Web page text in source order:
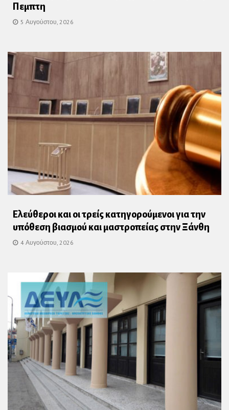
Πεμπτη
5 Αυγούστου, 2026
Ελεύθεροι και οι τρείς κατηγορούμενοι για την
υπόθεση βιασμού και μαστροπείας στην Ξάνθη
4 Αυγούστου, 2026